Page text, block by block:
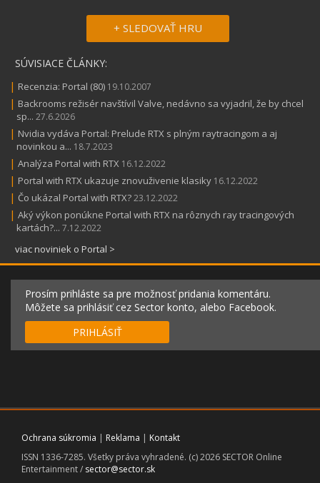
+ SLEDOVAŤ HRU
SÚVISIACE ČLÁNKY:
| Recenzia: Portal (80) 19.10.2007
| Backrooms režisér navštívil Valve, nedávno sa vyjadril, že by chcel
sp... 27.6.2026
| Nvidia vydáva Portal: Prelude RTX s plným raytracingom a aj
novinkou a... 18.7.2023
| Analýza Portal with RTX 16.12.2022
| Portal with RTX ukazuje znovuživenie klasiky 16.12.2022
| Čo ukázal Portal with RTX?23.12.2022
| Aký výkon ponúkne Portal with RTX na rôznych ray tracingových
kartách?... 7.12.2022
viac noviniek o Portal >
Prosím prihláste sa pre možnosť pridania komentáru.
Môžete sa prihlásiť cez Sector konto, alebo Facebook.
PRIHLÁSIŤ
Ochrana súkromia | Reklama | Kontakt
ISSN 1336-7285. Všetky práva vyhradené. (c) 2026 SECTOR Online
Entertainment / sector@sector.sk